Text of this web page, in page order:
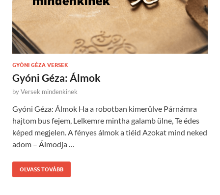
GYÓNI GÉZA VERSEK
Gyóni Géza: Álmok
byVersek mindenkinek
Gyóni Géza: Álmok Ha a robotban kimerülve Párnámra
hajtom bus fejem, Lelkemre mintha galamb ülne, Te édes
képed megjelen. A fényes álmok a tiéid Azokat mind neked
adom – Álmodja …
OLVASS TOVÁBB